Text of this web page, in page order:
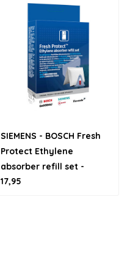
SIEMENS - BOSCH Fresh
Protect Ethylene
absorber refill set -
navulset voor koelkasten
17,95